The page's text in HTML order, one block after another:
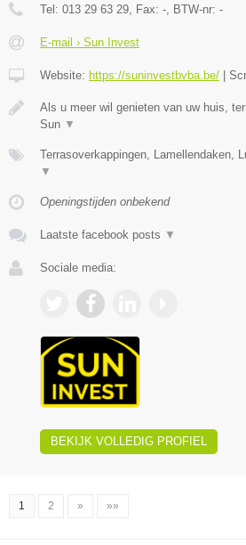
Tel: 013 29 63 29 , Fax: - , BTW-nr: -
E-mail › Sun Invest
Website: https://suninvestbvba.be/
Als u meer wil genieten van uw huis,
Sun ▼
Terrasoverkappingen, Lamellendaken,
▼
Openingstijden onbekend
Laatste facebook posts ▼
Sociale media:
BEKIJK VOLLEDIG PROFIEL
1 2 » »»